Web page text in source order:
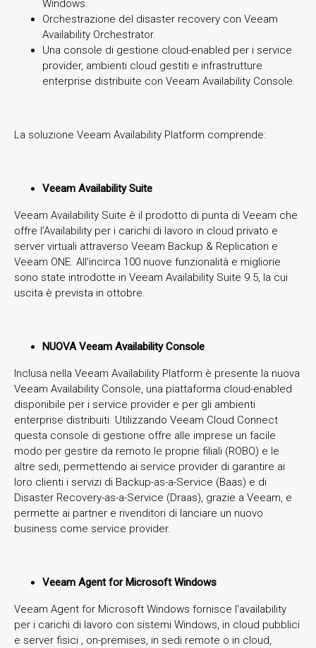
Windows.
Orchestrazione del disaster recovery con Veeam
Availability Orchestrator.
Una console di gestione cloud-enabled per i service
provider, ambienti cloud gestiti e infrastrutture
enterprise distribuite con Veeam Availability Console.
La soluzione Veeam Availability Platform comprende:
Veeam Availability Suite
Veeam Availability Suite è il prodotto di punta di Veeam che
offre l’Availability per i carichi di lavoro in cloud privato e
server virtuali attraverso Veeam Backup & Replication e
Veeam ONE. All’incirca 100 nuove funzionalità e migliorie
sono state introdotte in Veeam Availability Suite 9.5, la cui
uscita è prevista in ottobre.
NUOVA Veeam Availability Console
Inclusa nella Veeam Availability Platform è presente la nuova
Veeam Availability Console, una piattaforma cloud-enabled
disponibile per i service provider e per gli ambienti
enterprise distribuiti. Utilizzando Veeam Cloud Connect
questa console di gestione offre alle imprese un facile
modo per gestire da remoto le proprie filiali (ROBO) e le
altre sedi, permettendo ai service provider di garantire ai
loro clienti i servizi di Backup-as-a-Service (Baas) e di
Disaster Recovery-as-a-Service (Draas), grazie a Veeam, e
permette ai partner e rivenditori di lanciare un nuovo
business come service provider.
Veeam Agent for Microsoft Windows
Veeam Agent for Microsoft Windows fornisce l’availability
per i carichi di lavoro con sistemi Windows, in cloud pubblici
e server fisici , on-premises, in sedi remote o in cloud,